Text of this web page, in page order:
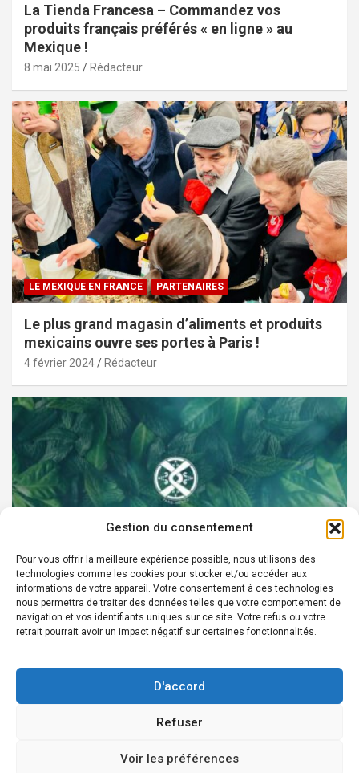
Gestion du consentement
Pour vous offrir la meilleure expérience possible, nous utilisons des
technologies comme les cookies pour stocker et/ou accéder aux
informations de votre appareil. Votre consentement à ces technologies
nous permettra de traiter des données telles que votre comportement de
navigation et vos identifiants uniques sur ce site. Votre refus ou votre
retrait pourrait avoir un impact négatif sur certaines fonctionnalités.
D'accord
Refuser
Voir les préférences
La Tienda Francesa – Commandez vos
produits français préférés « en ligne » au
Mexique !
8 mai 2025 Rédacteur
LE MEXIQUE EN FRANCE PARTENAIRES
Le plus grand magasin d’aliments et produits
mexicains ouvre ses portes à Paris !
4 février 2024 Rédacteur
PARTENAIRES
Devenez Ambassadeur XOCHI BOTANICALS –
« El espíritu francés con corazón de México! »
Édition en ligne depuis 2007 - Courriel Infos: